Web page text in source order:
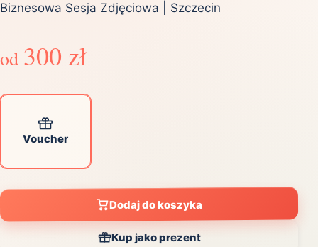
Biznesowa Sesja Zdjęciowa | Szczecin
od 300 zł
Voucher
Dodaj do koszyka
Kup jako prezent